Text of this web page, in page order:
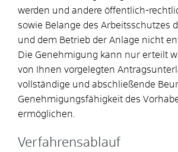
werden und andere öffentlich-
sowie Belange des Arbeitsschutzes
und dem Betrieb der Anlage nicht
Die Genehmigung kann nur erteilt
von Ihnen vorgelegten
vollständige und abschließende
Genehmigungsfähigkeit des
ermöglichen.
Verfahrensablauf